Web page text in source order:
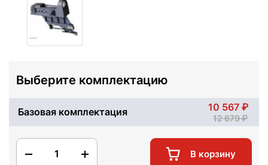
Выберите комплектацию
Базовая комплектация 10 567
12 679
1 В корзину